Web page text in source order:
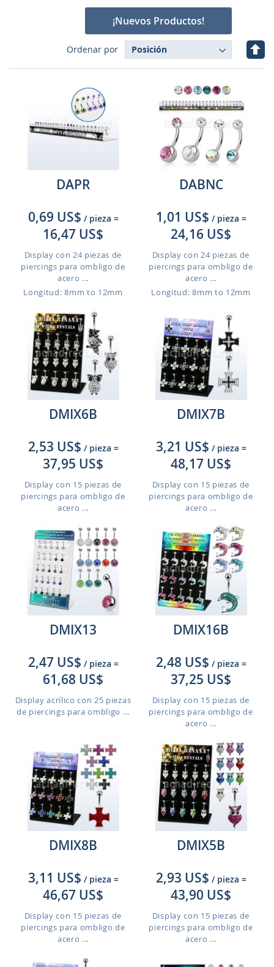
¡Nuevos Productos!
Ordenar por
Fijar
DAPR
0,69 US$ / pieza =
16,47 US$
Display con 24 piezas de
piercings para ombligo de
acero ...
Longitud: 8mm to 12mm
DABNC
1,01 US$ / pieza =
24,16 US$
Display con 24 piezas de
piercings para ombligo de
acero ...
Longitud: 8mm to 12mm
DMIX6B
2,53 US$ / pieza =
37,95 US$
Display con 15 piezas de
piercings para ombligo de
acero ...
DMIX7B
3,21 US$ / pieza =
48,17 US$
Display con 15 piezas de
piercings para ombligo de
acero ...
DMIX13
2,47 US$ / pieza =
61,68 US$
Display acrílico con 25 piezas
de piercings para ombligo ...
DMIX16B
2,48 US$ / pieza =
37,25 US$
Display con 15 piezas de
piercings para ombligo de
acero ...
DMIX8B
3,11 US$ / pieza =
46,67 US$
Display con 15 piezas de
piercings para ombligo de
acero ...
DMIX5B
2,93 US$ / pieza =
43,90 US$
Display con 15 piezas de
piercings para ombligo de
acero ...